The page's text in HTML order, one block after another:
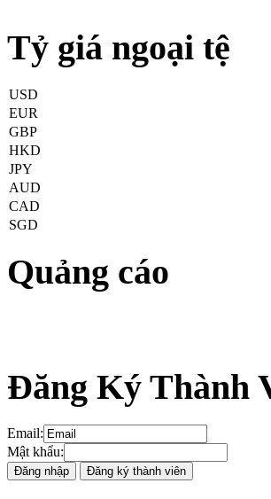
Tỷ giá ngoại tệ
USD
EUR
GBP
HKD
JPY
AUD
CAD
SGD
Quảng cáo
Đăng Ký Thành
Email:
Mật khẩu: